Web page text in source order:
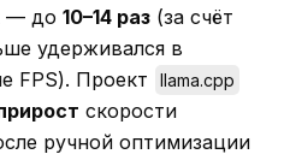
— до 10–14 раз (за счёт
удерживался в
FPS). Проект
llama.cpp
скорости
ручной оптимизации